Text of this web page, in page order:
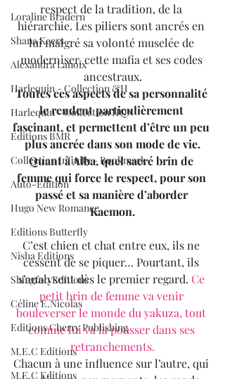
Loraline Bradern
Shana Keers
Alexandra Lanoix
Harlequin - Collection &H
Harlequin - Collection HQN
Editions BMR
Collection Infinity - Bookmark
Auto-Edition
Hugo New Romance
Editions Butterfly
Nisha Editions
Shingfoo Editions
Céline E.Nicolas
Editions Cherry Publishing
M.E.C Editions
M.E.C Editions
respect de la tradition, de la
hiérarchie. Les piliers sont ancrés en
lui malgré sa volonté muselée de
moderniser, cette mafia et ses codes
ancestraux.
Toutes ces aspects de sa personnalité
le rendent particulièrement
fascinant, et permettent d’être un peu
plus ancrée dans son mode de vie.
Quant à Alba, quel sacré brin de
femme qui force le respect, pour son
passé et sa manière d’aborder
Kaemon.
C’est chien et chat entre eux, ils ne
cessent de se piquer… Pourtant, ils
s’analysent dès le premier regard. Ce
petit brin de femme va venir
bouleverser le monde du yakuza, tout
comme lui va la pousser dans ses
retranchements.
Chacun à une influence sur l’autre, qui